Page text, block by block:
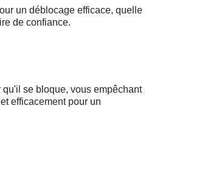
un déblocage efficace, quelle
de confiance.
se bloque, vous empêchant
efficacement pour un